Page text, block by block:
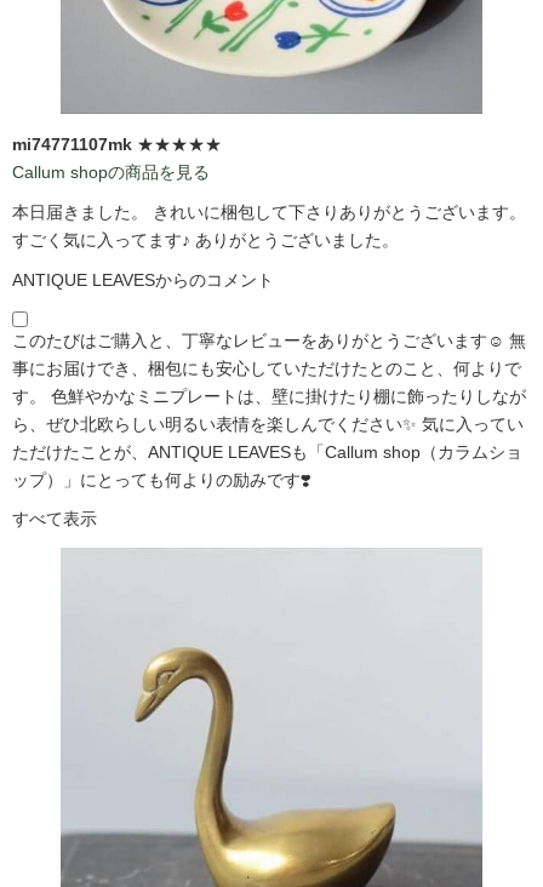
mi74771107mk ★★★★★
Callum shopの商品を見る
本日届きました。 きれいに梱包して下さりありがとうございます。
すごく気に入ってます♪ ありがとうございました。
ANTIQUE LEAVESからのコメント
このたびはご購入と、丁寧なレビューをありがとうございます☺️ 無
事にお届けでき、梱包にも安心していただけたとのこと、何よりで
す。 色鮮やかなミニプレートは、壁に掛けたり棚に飾ったりしなが
ら、ぜひ北欧らしい明るい表情を楽しんでください✨ 気に入ってい
ただけたことが、ANTIQUE LEAVESも「Callum shop（カラムショ
ップ）」にとっても何よりの励みです❣️
すべて表示